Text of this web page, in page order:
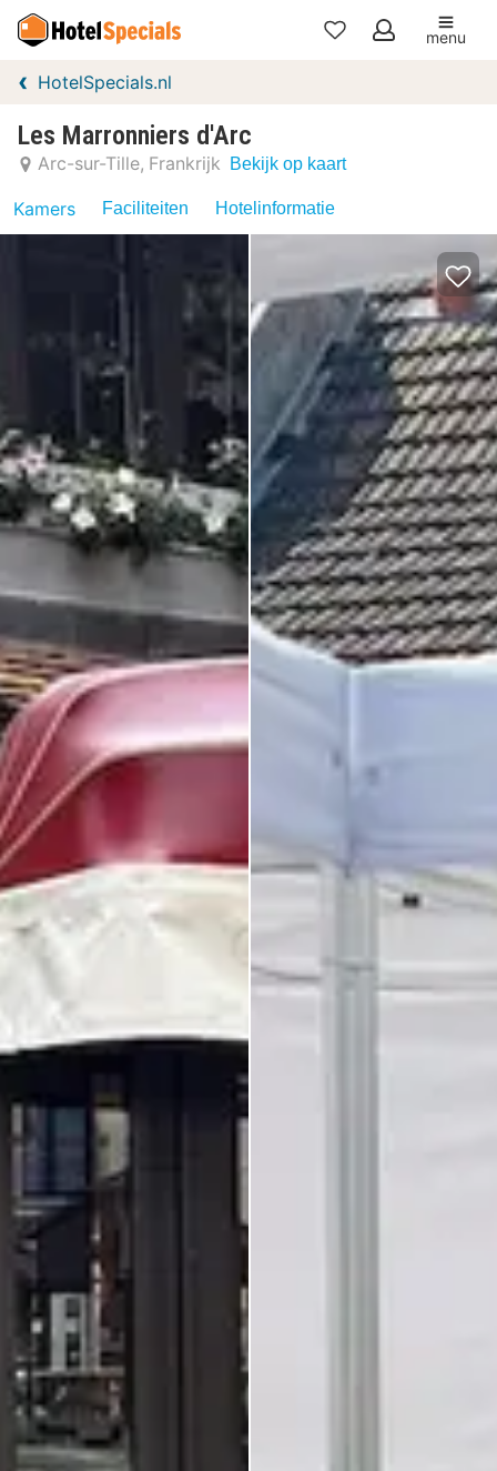
Mijn
menu
HotelSpecials.nl
Les Marronniers d'Arc
Arc-sur-Tille Frankrijk Bekijk op kaart
Kamers Faciliteiten Hotelinformatie